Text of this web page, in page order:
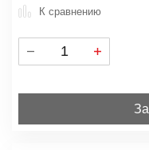
К сравнению